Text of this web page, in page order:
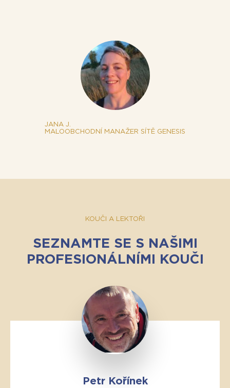
JANA J.
MALOOBCHODNÍ MANAŽER SÍTĚ GENESIS
KOUČI A LEKTOŘI
SEZNAMTE SE S NAŠIMI
PROFESIONÁLNÍMI KOUČI
Petr Kořínek